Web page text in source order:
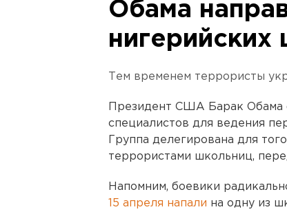
Обама
нигерийских
Тем временем террористы
Президент США Барак Обама
специалистов для ведения
Группа делегирована для
террористами школьниц,
Напомним, боевики
15 апреля напали на одну из